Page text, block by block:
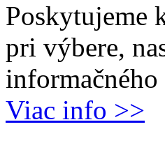
Poskytujeme
pri výbere,
informačného
Viac info >>